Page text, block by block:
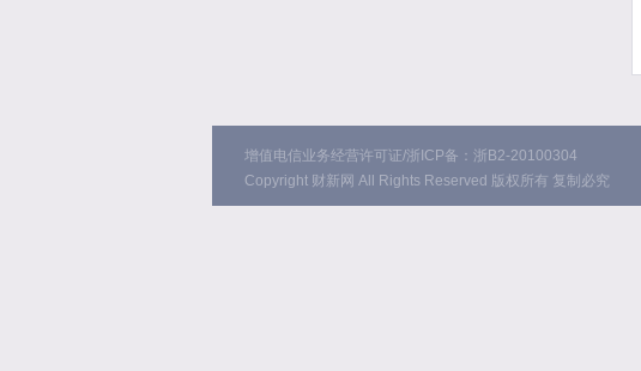
增值电信业务经营许可证/浙ICP备：浙B2-20100304
Copyright 财新网 All Rights Reserved 版权所有 复制必究